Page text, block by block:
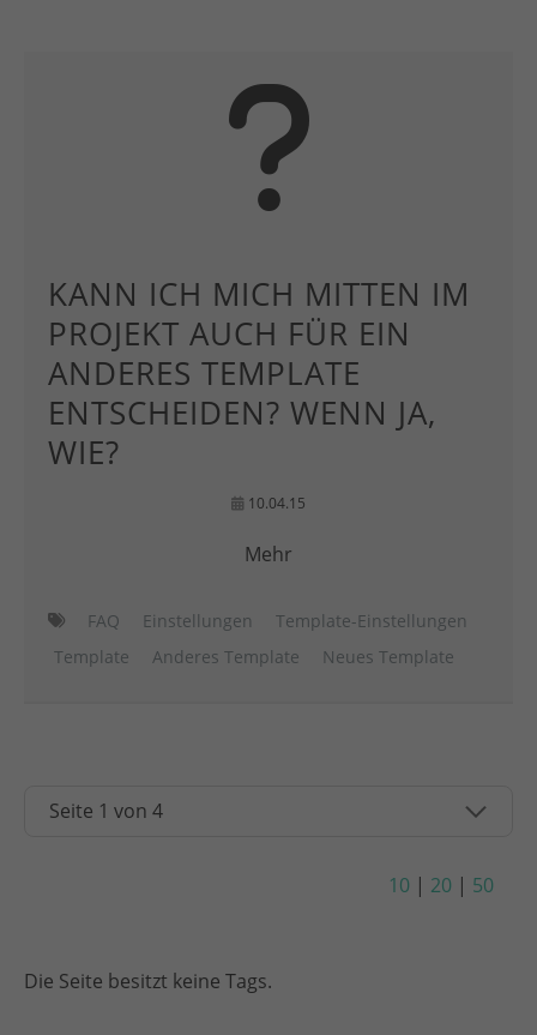
KANN ICH MICH MITTEN IM
PROJEKT AUCH FÜR EIN
ANDERES TEMPLATE
ENTSCHEIDEN? WENN JA,
WIE?
10.04.15
Mehr
FAQ Einstellungen
Template-Einstellungen
Template
Anderes Template Neues Template
10 | 20 | 50
Die Seite besitzt keine Tags.